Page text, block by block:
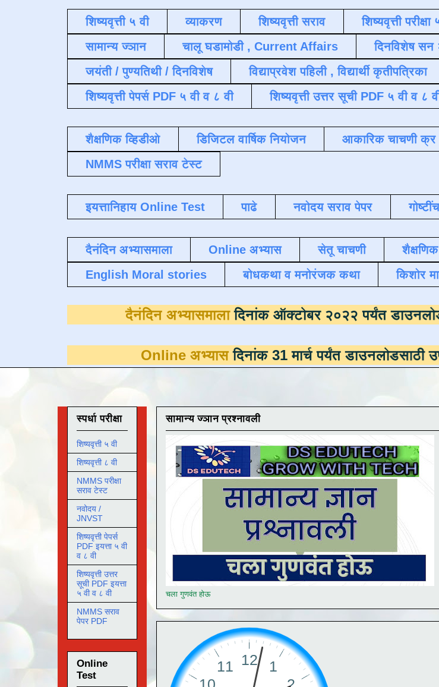
शिष्यवृत्ती ५ वी व्याकरण शिष्यवृत्ती सराव शिष्यवृत्ती
सामान्य ज्ञान
चालू घडामोडी , Current Affairs दिनविशेष सन
जयंती / पुण्यतिथी / दिनविशेष
विद्याप्रवेश पहिली , विद्यार्थी कृतीपत्रिका
शिष्यवृत्ती पेपर्स PDF ५ वी व ८ वी
शिष्यवृत्ती उत्तर सूची PDF ५ वी व ८
शैक्षणिक व्हिडीओ डिजिटल वार्षिक नियोजन आकारिक चाचणी क्र
NMMS परीक्षा सराव टेस्ट
इयत्तानिहाय Online Test पाढे नवोदय सराव पेपर
दैनंदिन अभ्यासमाला Online अभ्यास सेतू चाचणी शैक्षणिक
English Moral stories
बोधकथा व मनोरंजक कथा किशोर
दैनंदिन अभ्यासमालादिनांक ऑक्टोबर २०२२
Online अभ्यासदिनांक 31 मार्च पर्यंत डाउनलोडसाठी उपलब्ध ,
सामान्य ज्ञान प्रश्नावली
चला गुणवंत होऊ
स्पर्धा परीक्षा
शिष्यवृत्ती ५ वी
शिष्यवृत्ती ८ वी
NMMS परीक्षा
सराव टेस्ट
नवोदय /
JNVST
शिष्यवृत्ती पेपर्स
PDF इयत्ता ५ वी
व ८ वी
शिष्यवृत्ती उत्तर
सूची PDF इयत्ता
५ वी व ८ वी
NMMS सराव
पेपर PDF
Online
Test